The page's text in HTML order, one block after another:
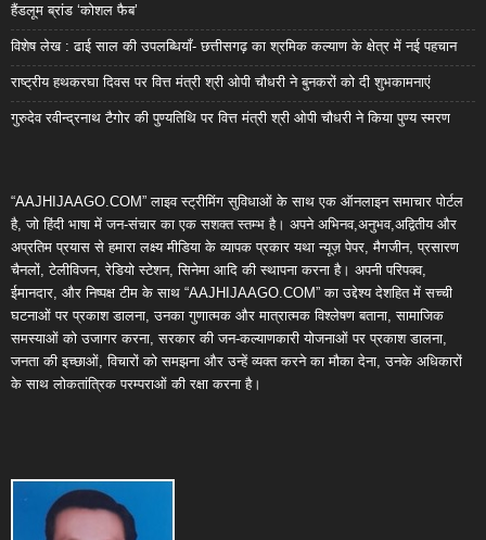
हैंडलूम ब्रांड ‘कोशल फैब’
विशेष लेख : ढाई साल की उपलब्धियाँ- छत्तीसगढ़ का श्रमिक कल्याण के क्षेत्र में नई पहचान
राष्ट्रीय हथकरघा दिवस पर वित्त मंत्री श्री ओपी चौधरी ने बुनकरों को दी शुभकामनाएं
गुरुदेव रवीन्द्रनाथ टैगोर की पुण्यतिथि पर वित्त मंत्री श्री ओपी चौधरी ने किया पुण्य स्मरण
“AAJHIJAAGO.COM” लाइव स्ट्रीमिंग सुविधाओं के साथ एक ऑनलाइन समाचार पोर्टल
है, जो हिंदी भाषा में जन-संचार का एक सशक्त स्तम्भ है। अपने अभिनव,अनुभव,अद्वितीय और
अप्रतिम प्रयास से हमारा लक्ष्य मीडिया के व्यापक प्रकार यथा न्यूज़ पेपर, मैगजीन, प्रसारण
चैनलों, टेलीविजन, रेडियो स्टेशन, सिनेमा आदि की स्थापना करना है। अपनी परिपक्व,
ईमानदार, और निष्पक्ष टीम के साथ “AAJHIJAAGO.COM” का उद्देश्य देशहित में सच्ची
घटनाओं पर प्रकाश डालना, उनका गुणात्मक और मात्रात्मक विश्लेषण बताना, सामाजिक
समस्याओं को उजागर करना, सरकार की जन-कल्याणकारी योजनाओं पर प्रकाश डालना,
जनता की इच्छाओं, विचारों को समझना और उन्हें व्यक्त करने का मौका देना, उनके अधिकारों
के साथ लोकतांत्रिक परम्पराओं की रक्षा करना है।